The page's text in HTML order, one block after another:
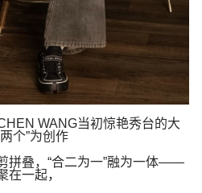
WANG当初惊艳秀台的大
两个”为创作
拼叠， “合二为一”融为一体——
在一起，